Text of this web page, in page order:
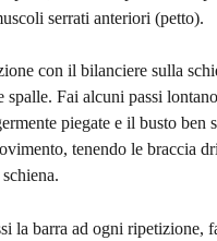
serrati anteriori (petto).
con il bilanciere sulla
spalle. Fai alcuni passi
piegate e il busto ben
tenendo le braccia
la barra ad ogni ripetizione,